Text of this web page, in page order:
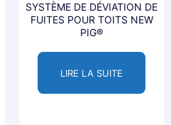
SYSTÈME DE DÉVIATION DE
FUITES POUR TOITS NEW
PIG®
LIRE LA SUITE